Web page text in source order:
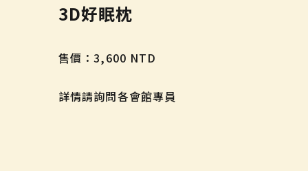
3D好眠枕
售價：3,600 NTD
詳情請詢問各會館專員